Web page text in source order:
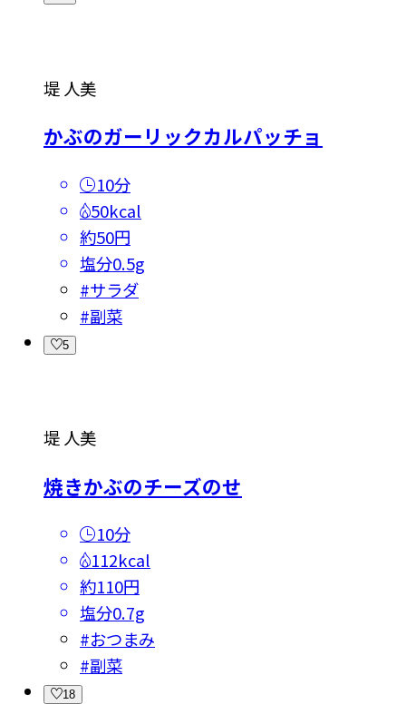
堤 人美
かぶのガーリックカルパッチョ
10分
50kcal
約50円
塩分0.5g
#サラダ
#副菜
5
堤 人美
焼きかぶのチーズのせ
10分
112kcal
約110円
塩分0.7g
#おつまみ
#副菜
18